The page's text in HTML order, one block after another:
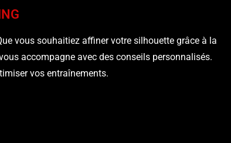
vous souhaitiez affiner votre silhouette grâce à la
accompagne avec des conseils personnalisés.
vos entraînements.